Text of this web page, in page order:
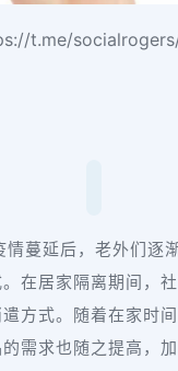
t.me/socialrogers/
蔓延后，老外们逐
在居家隔离期间，
方式。随着在家时
需求也随之提高，